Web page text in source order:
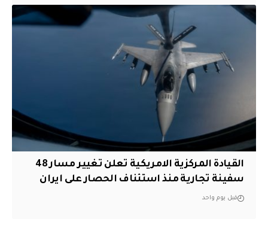
القيادة المركزية الامريكية تعلن تغيير مسار 48
سفينة تجارية منذ استئناف الحصار على ايران
قبل يوم واحد